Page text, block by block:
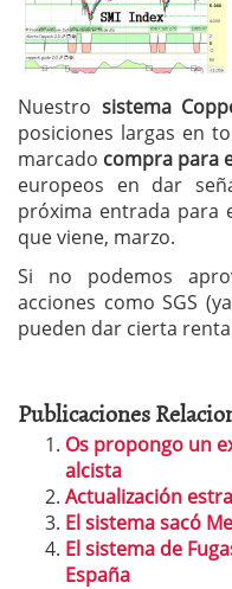
Nuestro sistema
posiciones largas en
marcado compra para
europeos en dar
próxima entrada para
que viene, marzo.
Si no podemos
acciones como SGS
pueden dar cierta
Publicaciones
Os propongo un
alcista
Actualización
El sistema sacó
El sistema de
España